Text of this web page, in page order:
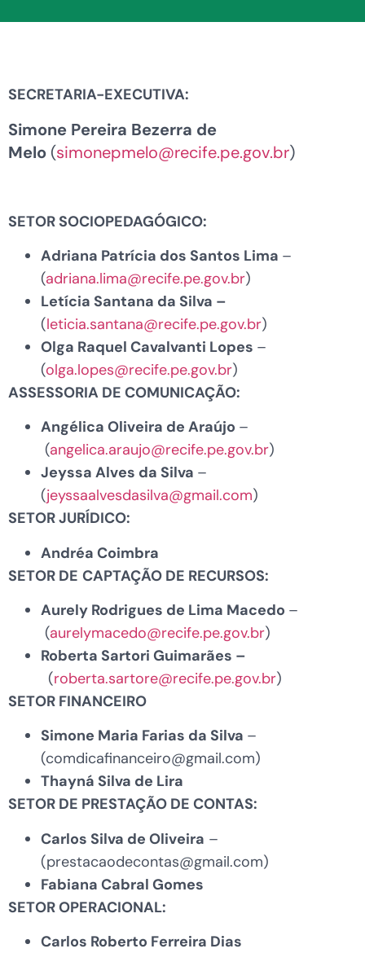
SECRETARIA-EXECUTIVA:
Simone Pereira Bezerra de
Melo (simonepmelo@recife.pe.gov.br)
SETOR SOCIOPEDAGÓGICO:
Adriana Patrícia dos Santos Lima –
(adriana.lima@recife.pe.gov.br)
Letícia Santana da Silva –
(leticia.santana@recife.pe.gov.br)
Olga Raquel Cavalvanti Lopes –
(olga.lopes@recife.pe.gov.br)
ASSESSORIA DE COMUNICAÇÃO:
Angélica Oliveira de Araújo –
(angelica.araujo@recife.pe.gov.br)
Jeyssa Alves da Silva –
(jeyssaalvesdasilva@gmail.com)
SETOR JURÍDICO:
Andréa Coimbra
SETOR DE CAPTAÇÃO DE RECURSOS:
Aurely Rodrigues de Lima Macedo –
(aurelymacedo@recife.pe.gov.br)
Roberta Sartori Guimarães –
(roberta.sartore@recife.pe.gov.br)
SETOR FINANCEIRO
Simone Maria Farias da Silva –
(comdicafinanceiro@gmail.com)
Thayná Silva de Lira
SETOR DE PRESTAÇÃO DE CONTAS:
Carlos Silva de Oliveira –
(prestacaodecontas@gmail.com)
Fabiana Cabral Gomes
SETOR OPERACIONAL:
Carlos Roberto Ferreira Dias